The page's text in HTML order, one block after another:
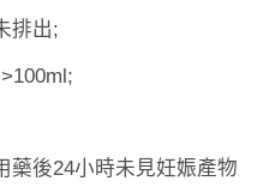
排出;
藥後24小時未見妊娠產物